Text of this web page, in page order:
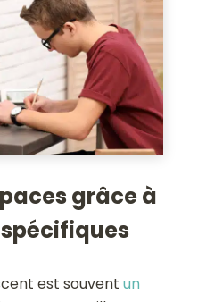
grâce à
est souventun